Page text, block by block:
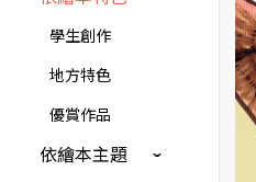
學生創作
地方特色
優賞作品
依繪本主題